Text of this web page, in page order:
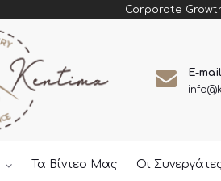
Corporate
E-
Τα Βίντεο Μας Οι